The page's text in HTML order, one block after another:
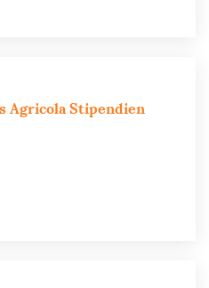
Agricola Stipendien